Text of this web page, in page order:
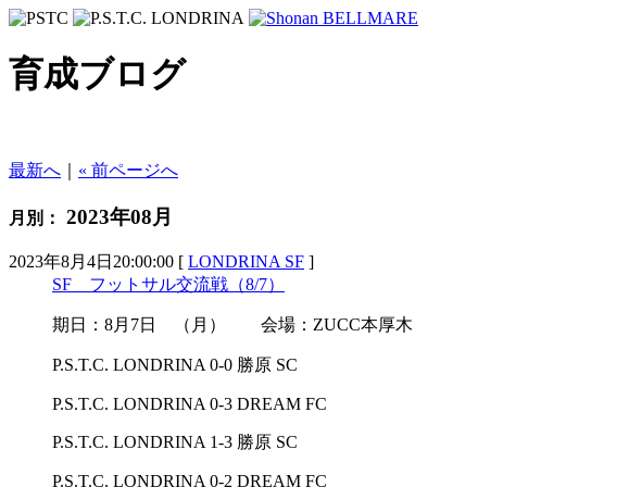
育成ブログ
最新へ « 前ページへ
月別： 2023年08月
2023年8月4日20:00:00 [ LONDRINA SF ]
SF フットサル交流戦（8/7）
期日：8月7日 （月） 会場：ZUCC本厚木
P.S.T.C. LONDRINA 0-0 勝原 SC
P.S.T.C. LONDRINA 0-3 DREAM FC
P.S.T.C. LONDRINA 1-3 勝原 SC
P.S.T.C. LONDRINA 0-2 DREAM FC